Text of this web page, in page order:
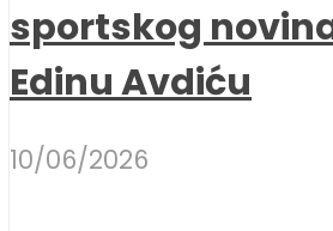
sportskog
Edinu Avdiću
10/06/2026